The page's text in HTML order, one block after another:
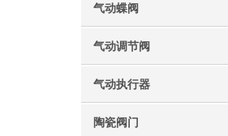
气动蝶阀
气动调节阀
气动执行器
陶瓷阀门